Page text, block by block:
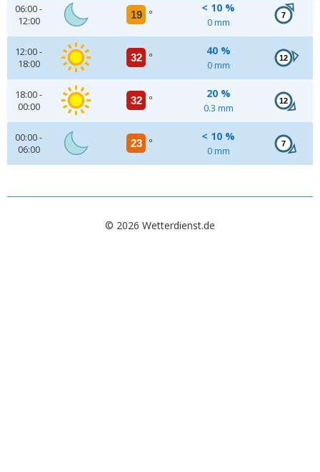
06:00 -
12:00
19 °
< 10 %
0 mm
7
12:00 -
18:00
32 °
40 %
0 mm
12
18:00 -
00:00
32 °
20 %
0.3 mm
12
00:00 -
06:00
23 °
< 10 %
0 mm
7
© 2026 Wetterdienst.de